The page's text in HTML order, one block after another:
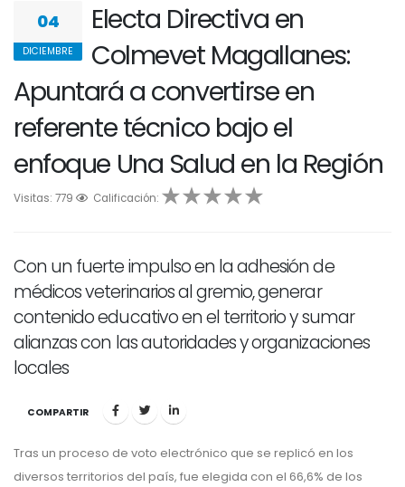
04
DICIEMBRE
Electa Directiva en
Colmevet Magallanes:
Apuntará a convertirse en
referente técnico bajo el
enfoque Una Salud en la Región
Visitas: 779 Calificación:
1 2 3 4 5
Con un fuerte impulso en la adhesión de
médicos veterinarios al gremio, generar
contenido educativo en el territorio y sumar
alianzas con las autoridades y organizaciones
locales
COMPARTIR
Tras un proceso de voto electrónico que se replicó en los
diversos territorios del país, fue elegida con el 66,6% de los